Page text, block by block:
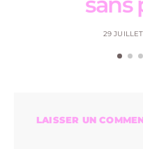
29
LAISSER UN